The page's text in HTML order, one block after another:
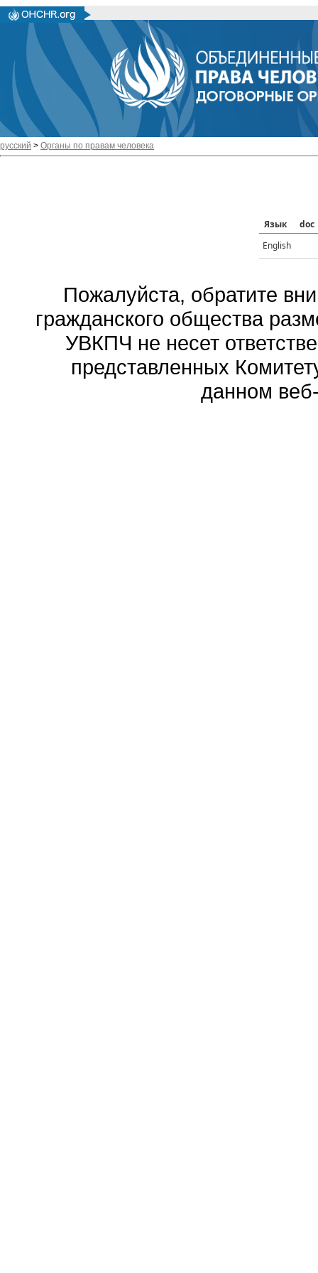
русский > Органы по правам человека
Язык
doc
English
Пожалуйста, обратите
гражданского общества
УВКПЧ не несет
представленных
данном